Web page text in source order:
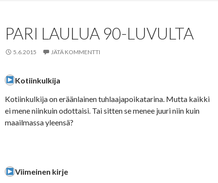
PARI LAULUA 90-LUVULTA
5.6.2015 JÄTÄ KOMMENTTI
Kotiinkulkija
Kotiinkulkija on eräänlainen tuhlaajapoikatarina. Mutta kaikki
ei mene niinkuin odottaisi. Tai sitten se menee juuri niin kuin
maailmassa yleensä?
Viimeinen kirje